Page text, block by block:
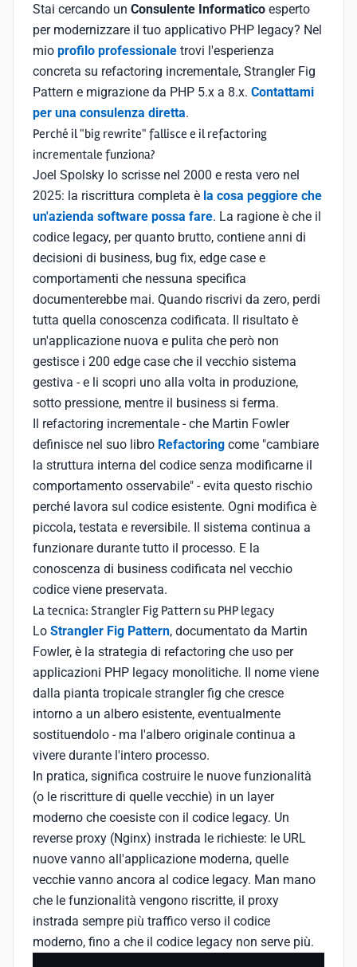
Stai cercando un Consulente Informatico esperto
per modernizzare il tuo applicativo PHP legacy? Nel
mio profilo professionale trovi l'esperienza
concreta su refactoring incrementale, Strangler Fig
Pattern e migrazione da PHP 5.x a 8.x. Contattami
per una consulenza diretta.
Perché il "big rewrite" fallisce e il refactoring
incrementale funziona?
Joel Spolsky lo scrisse nel 2000 e resta vero nel
2025: la riscrittura completa è la cosa peggiore che
un'azienda software possa fare. La ragione è che il
codice legacy, per quanto brutto, contiene anni di
decisioni di business, bug fix, edge case e
comportamenti che nessuna specifica
documenterebbe mai. Quando riscrivi da zero, perdi
tutta quella conoscenza codificata. Il risultato è
un'applicazione nuova e pulita che però non
gestisce i 200 edge case che il vecchio sistema
gestiva - e li scopri uno alla volta in produzione,
sotto pressione, mentre il business si ferma.
Il refactoring incrementale - che Martin Fowler
definisce nel suo libro Refactoring come "cambiare
la struttura interna del codice senza modificarne il
comportamento osservabile" - evita questo rischio
perché lavora sul codice esistente. Ogni modifica è
piccola, testata e reversibile. Il sistema continua a
funzionare durante tutto il processo. E la
conoscenza di business codificata nel vecchio
codice viene preservata.
La tecnica: Strangler Fig Pattern su PHP legacy
Lo Strangler Fig Pattern, documentato da Martin
Fowler, è la strategia di refactoring che uso per
applicazioni PHP legacy monolitiche. Il nome viene
dalla pianta tropicale strangler fig che cresce
intorno a un albero esistente, eventualmente
sostituendolo - ma l'albero originale continua a
vivere durante l'intero processo.
In pratica, significa costruire le nuove funzionalità
(o le riscritture di quelle vecchie) in un layer
moderno che coesiste con il codice legacy. Un
reverse proxy (Nginx) instrada le richieste: le URL
nuove vanno all'applicazione moderna, quelle
vecchie vanno ancora al codice legacy. Man mano
che le funzionalità vengono riscritte, il proxy
instrada sempre più traffico verso il codice
moderno, fino a che il codice legacy non serve più.